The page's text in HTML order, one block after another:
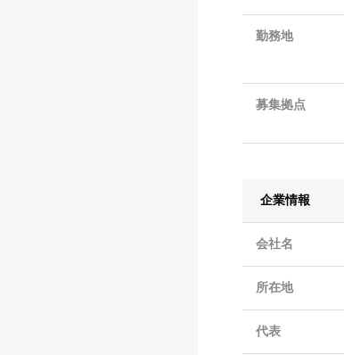
勤務地
募集拠点
企業情報
会社名
所在地
代表